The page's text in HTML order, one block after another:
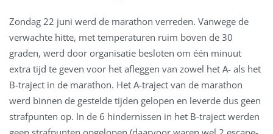
Zondag 22 juni werd de marathon verreden. Vanwege de
verwachte hitte, met temperaturen ruim boven de 30
graden, werd door organisatie besloten om één minuut
extra tijd te geven voor het afleggen van zowel het A- als het
B-traject in de marathon. Het A-traject van de marathon
werd binnen de gestelde tijden gelopen en leverde dus geen
strafpunten op. In de 6 hindernissen in het B-traject werden